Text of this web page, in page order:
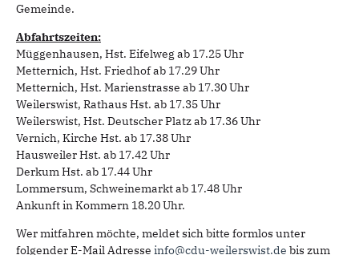
Gemeinde.
Abfahrtszeiten:
Müggenhausen, Hst. Eifelweg ab 17.25 Uhr
Metternich, Hst. Friedhof ab 17.29 Uhr
Metternich, Hst. Marienstrasse ab 17.30 Uhr
Weilerswist, Rathaus Hst. ab 17.35 Uhr
Weilerswist, Hst. Deutscher Platz ab 17.36 Uhr
Vernich, Kirche Hst. ab 17.38 Uhr
Hausweiler Hst. ab 17.42 Uhr
Derkum Hst. ab 17.44 Uhr
Lommersum, Schweinemarkt ab 17.48 Uhr
Ankunft in Kommern 18.20 Uhr.
Wer mitfahren möchte, meldet sich bitte formlos unter
folgender E-Mail Adresse info@cdu-weilerswist.de bis zum